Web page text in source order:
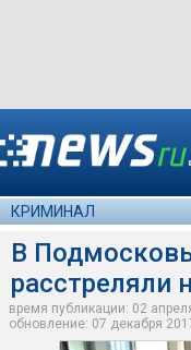
КРИМИНАЛ
В
расстреляли
время публикации: 02
обновление: 07 декабря